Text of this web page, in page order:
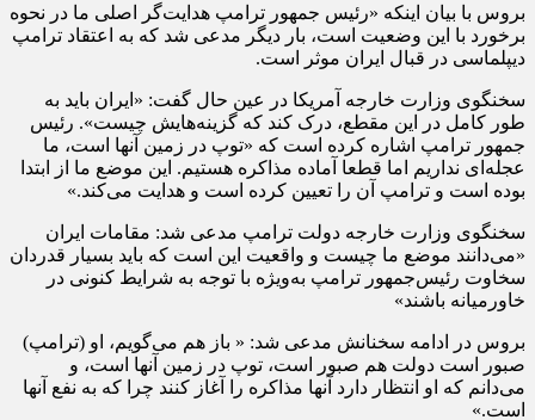
بروس با بیان اینکه «رئیس جمهور ترامپ هدایت‌گر اصلی ما در نحوه
برخورد با این وضعیت است، بار دیگر مدعی شد که به اعتقاد ترامپ
دیپلماسی در قبال ایران موثر است.
سخنگوی وزارت خارجه آمریکا در عین حال گفت: «ایران باید به
طور کامل در این مقطع، درک کند که گزینه‌هایش چیست». رئیس
جمهور ترامپ اشاره کرده است که «توپ در زمین آنها است، ما
عجله‌ای نداریم اما قطعا آماده مذاکره‌ هستیم. این موضع ما از ابتدا
بوده است و ترامپ آن را تعیین کرده است و هدایت می‌کند.»
سخنگوی وزارت خارجه دولت ترامپ مدعی شد: مقامات ایران
«می‌دانند موضع ما چیست و واقعیت این است که باید بسیار قدردان
سخاوت رئیس‌جمهور ترامپ به‌ویژه با توجه به شرایط کنونی در
خاورمیانه باشند»
بروس در ادامه سخنانش مدعی شد: « باز هم می‌گویم، او (ترامپ)
صبور است دولت هم صبور است، توپ در زمین آنها است، و
می‌دانم که او انتظار دارد آنها مذاکره را آغاز کنند چرا که به نفع آنها
است.»